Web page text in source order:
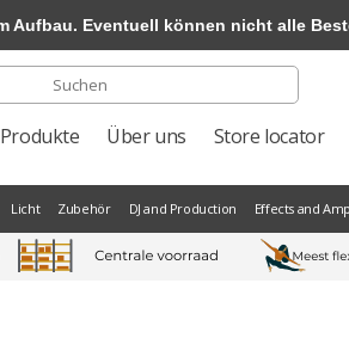
Über uns Store locator
Licht Zubehör DJ and Production Effects and
Eventuell können nicht alle